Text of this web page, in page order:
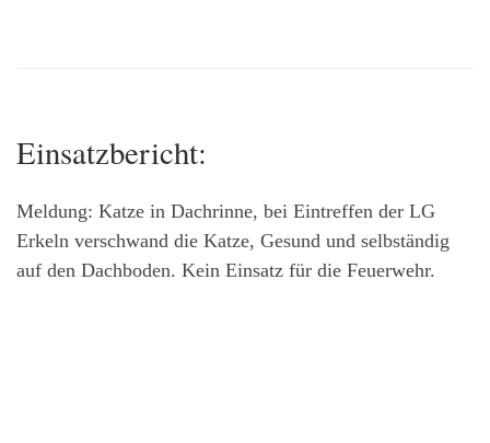
Einsatzbericht:
Meldung: Katze in Dachrinne, bei Eintreffen der LG
Erkeln verschwand die Katze, Gesund und selbständig
auf den Dachboden. Kein Einsatz für die Feuerwehr.